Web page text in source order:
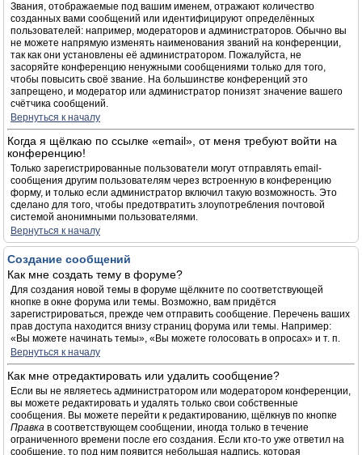
Звания, отображаемые под вашим именем, отражают количество
созданных вами сообщений или идентифицируют определённых
пользователей: например, модераторов и администраторов. Обычно вы
не можете напрямую изменять наименования званий на конференции,
так как они установлены её администратором. Пожалуйста, не
засоряйте конференцию ненужными сообщениями только для того,
чтобы повысить своё звание. На большинстве конференций это
запрещено, и модератор или администратор понизят значение вашего
счётчика сообщений.
Вернуться к началу
Когда я щёлкаю по ссылке «email», от меня требуют войти на
конференцию!
Только зарегистрированные пользователи могут отправлять email-
сообщения другим пользователям через встроенную в конференцию
форму, и только если администратор включил такую возможность. Это
сделано для того, чтобы предотвратить злоупотребления почтовой
системой анонимными пользователями.
Вернуться к началу
Создание сообщений
Как мне создать тему в форуме?
Для создания новой темы в форуме щёлкните по соответствующей
кнопке в окне форума или темы. Возможно, вам придётся
зарегистрироваться, прежде чем отправить сообщение. Перечень ваших
прав доступа находится внизу страниц форума или темы. Например:
«Вы можете начинать темы», «Вы можете голосовать в опросах» и т. п.
Вернуться к началу
Как мне отредактировать или удалить сообщение?
Если вы не являетесь администратором или модератором конференции,
вы можете редактировать и удалять только свои собственные
сообщения. Вы можете перейти к редактированию, щёлкнув по кнопке
Правка в соответствующем сообщении, иногда только в течение
ограниченного времени после его создания. Если кто-то уже ответил на
сообщение, то под ним появится небольшая надпись, которая